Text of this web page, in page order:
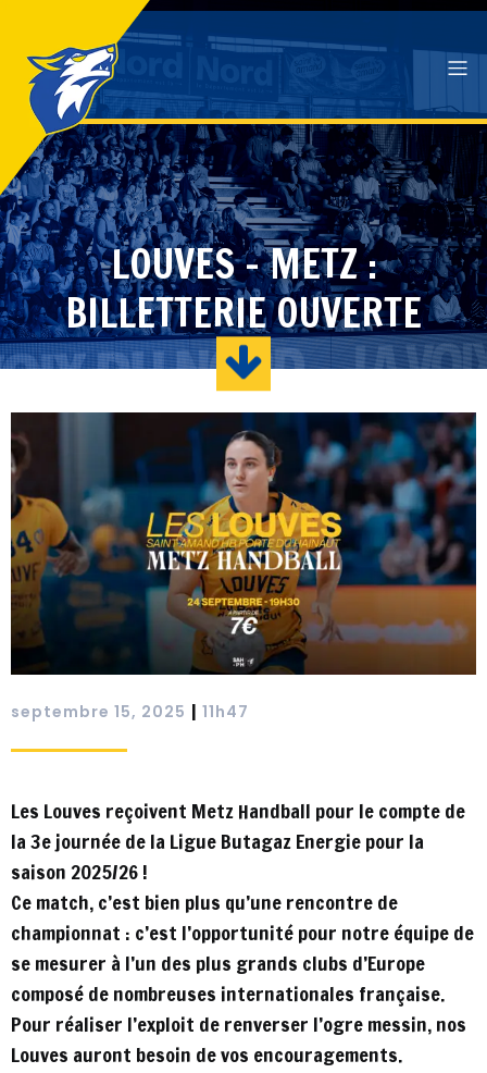
LOUVES – METZ :
BILLETTERIE OUVERTE
septembre 15, 2025 | 11h47
Les Louves reçoivent Metz Handball pour le compte de
la 3e journée de la Ligue Butagaz Energie pour la
saison 2025/26 !
Ce match, c’est bien plus qu’une rencontre de
championnat : c’est l’opportunité pour notre équipe de
se mesurer à l’un des plus grands clubs d’Europe
composé de nombreuses internationales française.
Pour réaliser l’exploit de renverser l’ogre messin, nos
Louves auront besoin de vos encouragements.